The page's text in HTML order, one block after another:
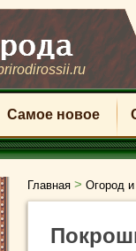
Самое новое
Главная > Огород